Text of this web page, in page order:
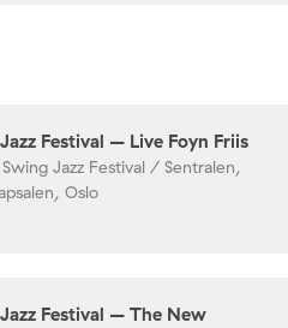
Festival – Live Foyn Friis
Jazz Festival / Sentralen,
Oslo
Festival – The New